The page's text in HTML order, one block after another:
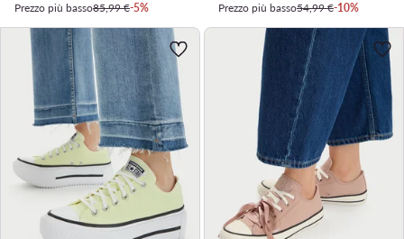
Prezzo più basso85,99 €-5%
Prezzo più basso54,99 €-10%